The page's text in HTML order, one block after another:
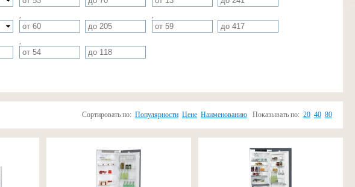
Сортировать по: Популярности Цене Наименованию Показывать по: 20 40 80